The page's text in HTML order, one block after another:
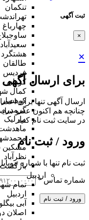
ثبت آگهی
×
×
برای ارسال
ارسال آگهی تنها برای
چنانچه هم‌ اکنون عضو
در سایت ثبت نام کنید
ورود / ثبت نام
ثبت نام تنها با شماره
شماره تماس*
ورود / ثبت نام
تنکمان
چهارباغ
سعیدآباد
هشتگرد
طالقان
فردیس
کردان
کمال
کوهسار
گرمدره
مارلیک
مشکین
نظرآباد
بازگشت
اردبیل
تمام
اردبیل
آبی بیگلو
اصلان